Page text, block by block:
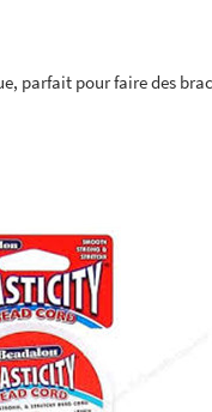
parfait pour faire des